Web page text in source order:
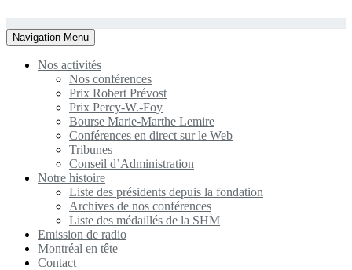
Toggle
navigation
Navigation Menu
Nos activités
Nos conférences
Prix Robert Prévost
Prix Percy-W.-Foy
Bourse Marie-Marthe Lemire
Conférences en direct sur le Web
Tribunes
Conseil d’Administration
Notre histoire
Liste des présidents depuis la fondation
Archives de nos conférences
Liste des médaillés de la SHM
Emission de radio
Montréal en tête
Contact